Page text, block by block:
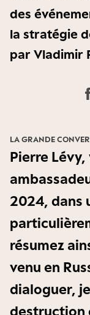
des
la stratégie
par Vladimir
Pierre
2024, dans
résumez
venu en
dialoguer,
destruction
LA GRANDE